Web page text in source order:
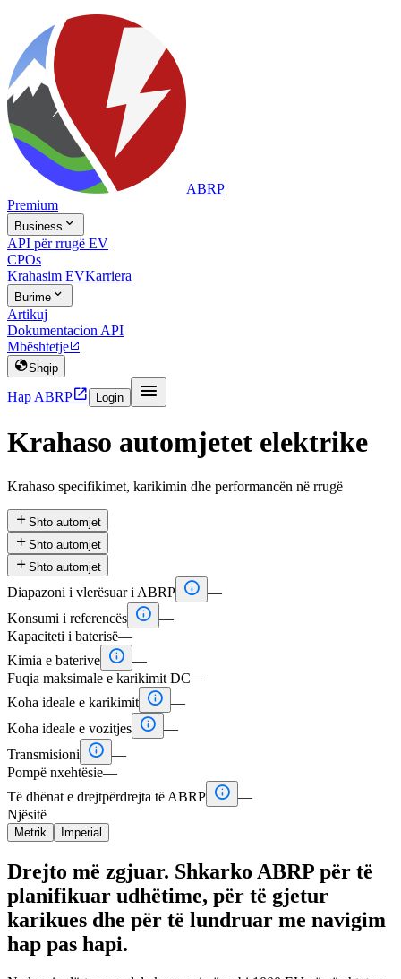
ABRP
Premium
Business 
API për rrugë EV
CPOs
Krahasim EVKarriera
Burime 
Artikuj
Dokumentacion API
Mbështetje
Shqip
Hap ABRP Login 
Krahaso automjetet elektrike
Krahaso specifikimet, karikimin dhe performancën në rrugë
 Shto automjet
 Shto automjet
 Shto automjet
Diapazoni i vlerësuar i ABRP  —
Konsumi i referencës  —
Kapaciteti i baterisë—
Kimia e baterive  —
Fuqia maksimale e karikimit DC—
Koha ideale e karikimit  —
Koha ideale e vozitjes  —
Transmisioni
 —
Pompë nxehtësie—
Të dhënat e drejtpërdrejta të ABRP  —
Njësitë
Metrik Imperial
Drejto më zgjuar. Shkarko ABRP për të
planifikuar udhëtime, për të gjetur
karikues dhe për të lundruar me navigim
hap pas hapi.